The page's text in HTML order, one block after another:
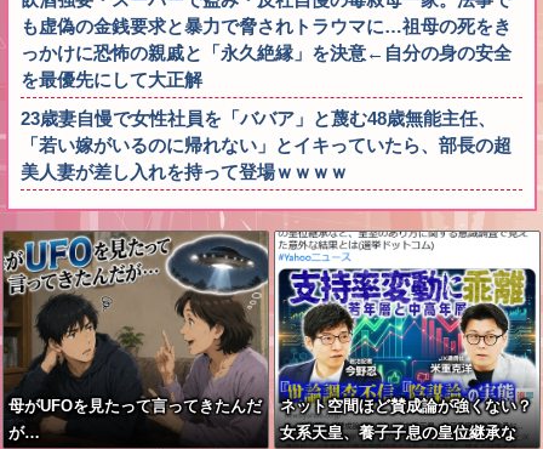
も虚偽の金銭要求と暴力で脅されトラウマに…祖母の死をき
っかけに恐怖の親戚と「永久絶縁」を決意←自分の身の安全
を最優先にして大正解
23歳妻自慢で女性社員を「ババア」と蔑む48歳無能主任、
「若い嫁がいるのに帰れない」とイキっていたら、部長の超
美人妻が差し入れを持って登場ｗｗｗｗ
母がUFOを見たって言ってきたんだ
が…
ネット空間ほど賛成論が強くない？
女系天皇、養子子息の皇位継承な